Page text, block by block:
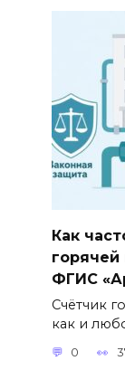
Как
ФГИС
Счётчик
как и
0